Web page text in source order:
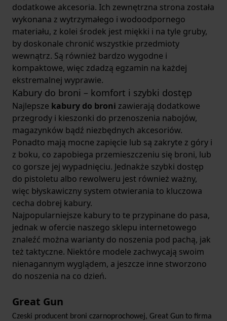
dodatkowe akcesoria. Ich zewnętrzna strona została
wykonana z wytrzymałego i wodoodpornego
materiału, z kolei środek jest miękki i na tyle gruby,
by doskonale chronić wszystkie przedmioty
wewnątrz. Są również bardzo wygodne i
kompaktowe, więc zdadzą egzamin na każdej
ekstremalnej wyprawie.
Kabury do broni – komfort i szybki dostęp
Najlepsze kabury do broni zawierają dodatkowe
przegrody i kieszonki do przenoszenia nabojów,
magazynków bądź niezbędnych akcesoriów.
Ponadto mają mocne zapięcie lub są zakryte z góry i
z boku, co zapobiega przemieszczeniu się broni, lub
co gorsze jej wypadnięciu. Jednakże szybki dostęp
do pistoletu albo rewolweru jest również ważny,
więc błyskawiczny system otwierania to kluczowa
cecha dobrej kabury.
Najpopularniejsze kabury to te przypinane do pasa,
jednak w ofercie naszego sklepu internetowego
znaleźć można warianty do noszenia pod pachą, jak
też taktyczne. Niektóre modele zachwycają swoim
nienagannym wyglądem, a jeszcze inne stworzono
do noszenia na co dzień.
Great Gun
Czeski producent broni czarnoprochowej, Great Gun to firma